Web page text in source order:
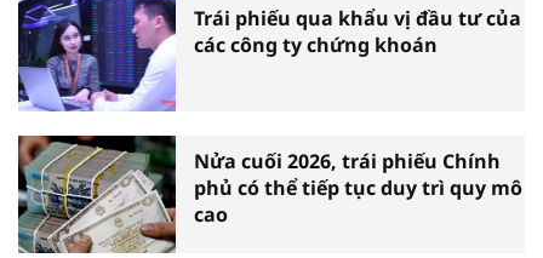
Trái phiếu qua khẩu vị đầu tư của
các công ty chứng khoán
Nửa cuối 2026, trái phiếu Chính
phủ có thể tiếp tục duy trì quy mô
cao